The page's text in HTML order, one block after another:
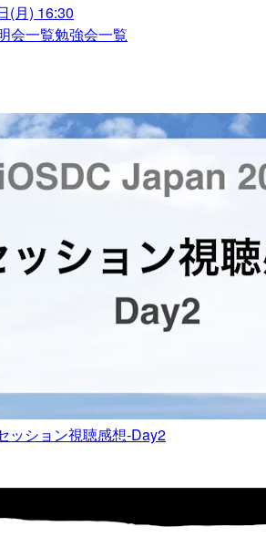
(月) 16:30
会一覧勉強会一覧
ッション視聴感想-Day2